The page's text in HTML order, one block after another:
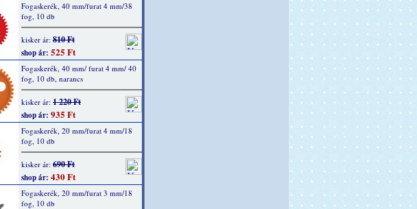
Fogaskerék, 40 mm/furat 4 mm/38
fog, 10 db
kisker ár: 810 Ft
shop ár: 525 Ft
Fogaskerék, 40 mm/ furat 4 mm/ 40
fog, 10 db, narancs
kisker ár: 1 220 Ft
shop ár: 935 Ft
Fogaskerék, 20 mm/furat 4 mm/18
fog, 10 db
kisker ár: 690 Ft
shop ár: 430 Ft
Fogaskerék, 20 mm/furat 3 mm/18
fog, 10 db